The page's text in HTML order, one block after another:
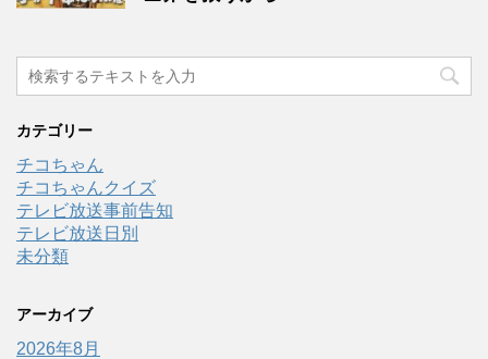
カテゴリー
チコちゃん
チコちゃんクイズ
テレビ放送事前告知
テレビ放送日別
未分類
アーカイブ
2026年8月